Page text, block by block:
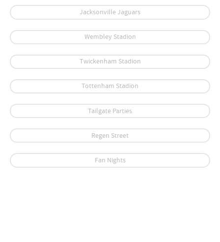
Jacksonville Jaguars
Wembley Stadion
Twickenham Stadion
Tottenham Stadion
Tailgate Parties
Regen Street
Fan Nights